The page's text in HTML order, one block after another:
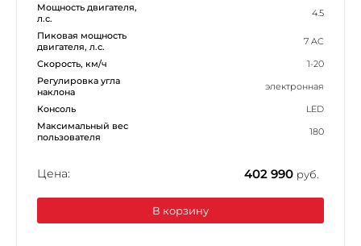
Мощность двигателя,
л.с.
4.5
Пиковая мощность
двигателя, л.с.
7 AC
Скорость, км/ч
1-20
Регулировка угла
наклона
электронная
Консоль
LED
Максимальный вес
пользователя
180
Цена: 402 990 руб.
В корзину